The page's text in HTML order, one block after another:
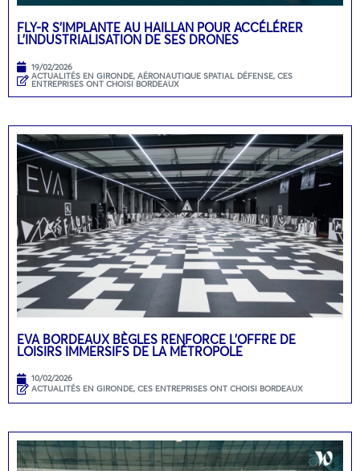
FLY-R S’IMPLANTE AU HAILLAN POUR ACCÉLÉRER
L’INDUSTRIALISATION DE SES DRONES
19/02/2026
ACTUALITÉS EN GIRONDE, AÉRONAUTIQUE SPATIAL DÉFENSE, CES
ENTREPRISES ONT CHOISI BORDEAUX
EVA BORDEAUX BÈGLES RENFORCE L’OFFRE DE
LOISIRS IMMERSIFS DE LA MÉTROPOLE
10/02/2026
ACTUALITÉS EN GIRONDE, CES ENTREPRISES ONT CHOISI BORDEAUX